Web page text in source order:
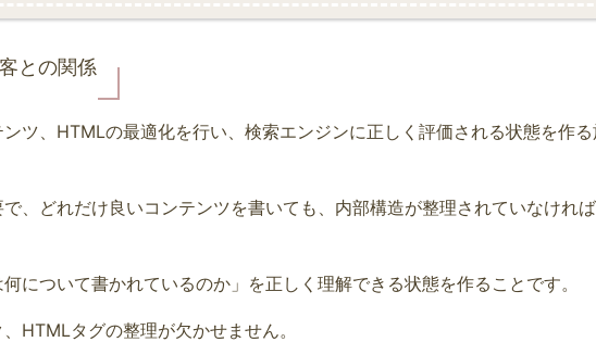
との関係
ツ、HTMLの最適化を行い、検索エンジンに正しく評価される状態を作
、どれだけ良いコンテンツを書いても、内部構造が整理されていなけれ
について書かれているのか」を正しく理解できる状態を作ることです。
HTMLタグの整理が欠かせません。